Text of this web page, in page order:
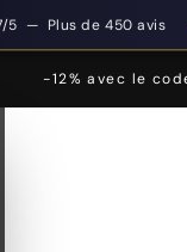
5 — Plus de 450 avis
-12% avec le